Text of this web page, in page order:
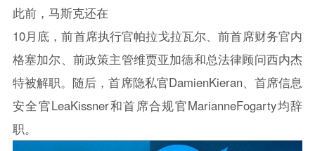
此前，马斯克还在
10月底，前首席执行官帕拉戈拉瓦尔、前首席财务官内
格塞加尔、前政策主管维贾亚加德和总法律顾问西内杰
特被解职。随后，首席隐私官DamienKieran、首席信息
安全官LeaKissner和首席合规官MarianneFogarty均辞
职。